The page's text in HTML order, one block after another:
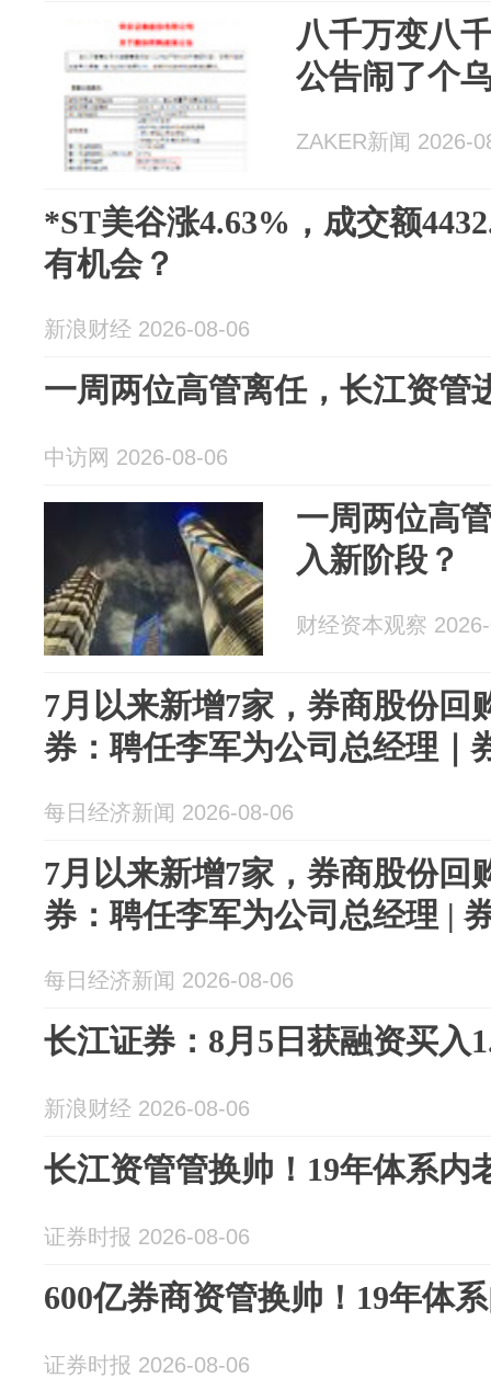
八千万变八
公告闹了个
ZAKER新闻 2026-
*ST美谷涨4.63%，成交额
有机会？
新浪财经 2026-08-06
一周两位高管离任，长江资管
中访网 2026-08-06
一周两位高
入新阶段？
财经资本观察
7月以来新增7家，券商股份回
券：聘任李军为公司总经理｜
每日经济新闻 2026-08-06
7月以来新增7家，券商股份回
券：聘任李军为公司总经理 |
每日经济新闻 2026-08-06
长江证券：8月5日获融资买入
新浪财经 2026-08-06
长江资管管换帅！19年体系内
证券时报 2026-08-06
600亿券商资管换帅！19年体
证券时报 2026-08-06